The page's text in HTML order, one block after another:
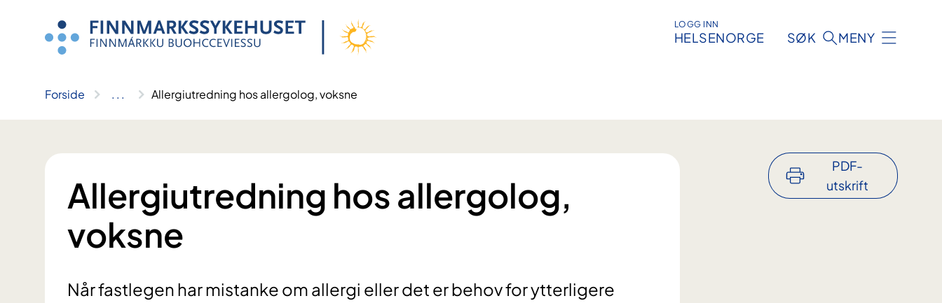
LOGG INN
HELSENORGE SØK MENY
Forside .. . Allergiutredning hos allergolog, voksne
Allergiutredning hos allergolog,
voksne
Når fastlegen har mistanke om allergi eller det er behov for ytterligere
PDF-
utskrift